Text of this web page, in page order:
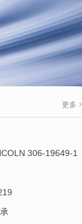
更多
306-19649-1